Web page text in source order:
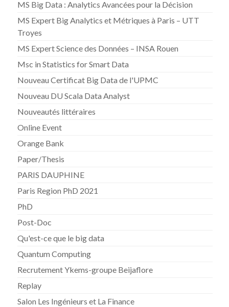
MS Big Data : Analytics Avancées pour la Décision
MS Expert Big Analytics et Métriques à Paris – UTT
Troyes
MS Expert Science des Données – INSA Rouen
Msc in Statistics for Smart Data
Nouveau Certificat Big Data de l'UPMC
Nouveau DU Scala Data Analyst
Nouveautés littéraires
Online Event
Orange Bank
Paper/Thesis
PARIS DAUPHINE
Paris Region PhD 2021
PhD
Post-Doc
Qu'est-ce que le big data
Quantum Computing
Recrutement Ykems-groupe Beijaflore
Replay
Salon Les Ingénieurs et La Finance